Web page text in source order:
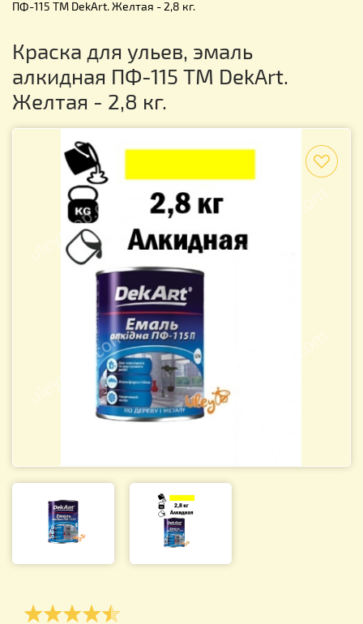
ПФ-115 TM DekArt. Желтая - 2,8 кг.
Краска для ульев, эмаль
алкидная ПФ-115 TM DekArt.
Желтая - 2,8 кг.